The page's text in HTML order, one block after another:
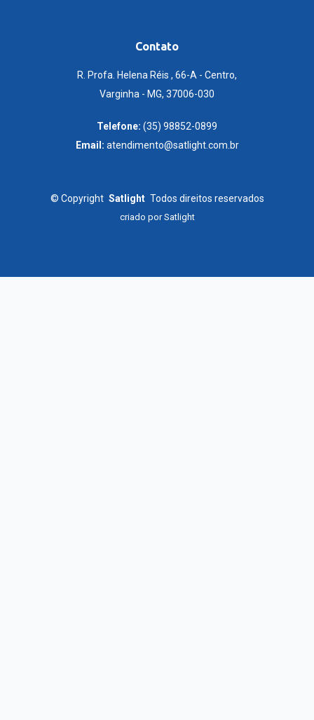
Contato
R. Profa. Helena Réis , 66-A - Centro,
Varginha - MG, 37006-030
Telefone: (35) 98852-0899
Email: atendimento@satlight.com.br
© Copyright Satlight Todos direitos reservados
criado porSatlight